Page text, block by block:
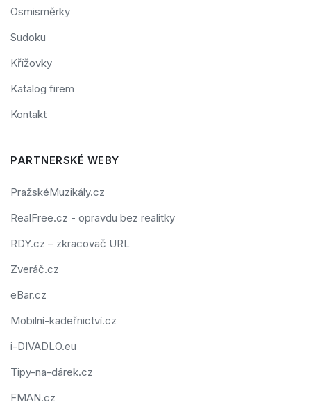
Osmisměrky
Sudoku
Křížovky
Katalog firem
Kontakt
PARTNERSKÉ WEBY
PražskéMuzikály.cz
RealFree.cz - opravdu bez realitky
RDY.cz – zkracovač URL
Zveráč.cz
eBar.cz
Mobilní-kadeřnictví.cz
i-DIVADLO.eu
Tipy-na-dárek.cz
FMAN.cz